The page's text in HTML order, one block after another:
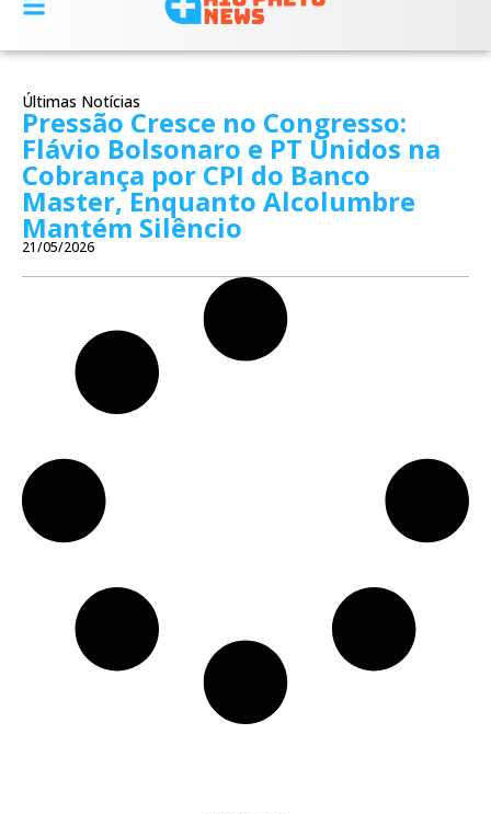
Últimas Notícias
Pressão Cresce no Congresso:
Flávio Bolsonaro e PT Unidos na
Cobrança por CPI do Banco
Master, Enquanto Alcolumbre
Mantém Silêncio
21/05/2026